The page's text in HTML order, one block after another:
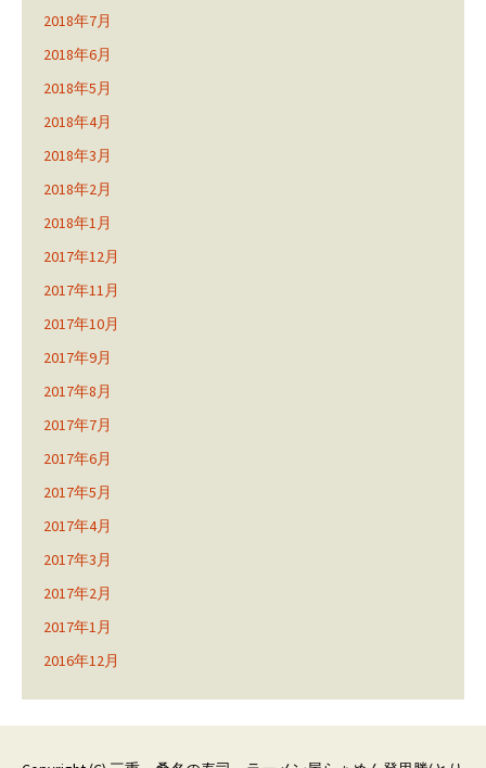
2018年7月
2018年6月
2018年5月
2018年4月
2018年3月
2018年2月
2018年1月
2017年12月
2017年11月
2017年10月
2017年9月
2017年8月
2017年7月
2017年6月
2017年5月
2017年4月
2017年3月
2017年2月
2017年1月
2016年12月